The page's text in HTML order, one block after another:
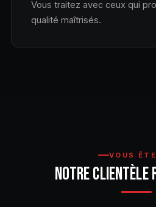
Vous traitez avec ceux qui
qualité maîtrisés.
VOUS
NOTRE CLIENTÈLE